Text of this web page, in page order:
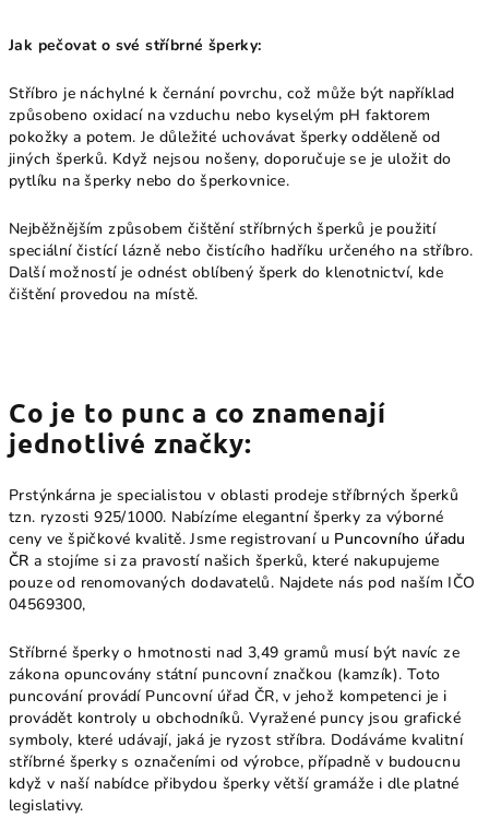
Jak pečovat o své stříbrné šperky:
Stříbro je náchylné k černání povrchu, což může být například
způsobeno oxidací na vzduchu nebo kyselým pH faktorem
pokožky a potem. Je důležité uchovávat šperky odděleně od
jiných šperků. Když nejsou nošeny, doporučuje se je uložit do
pytlíku na šperky nebo do šperkovnice.
Nejběžnějším způsobem čištění stříbrných šperků je použití
speciální čistící lázně nebo čistícího hadříku určeného na stříbro.
Další možností je odnést oblíbený šperk do klenotnictví, kde
čištění provedou na místě.
Co je to punc a co znamenají
jednotlivé značky:
Prstýnkárna je specialistou v oblasti prodeje stříbrných šperků
tzn. ryzosti 925/1000. Nabízíme elegantní šperky za výborné
ceny ve špičkové kvalitě. Jsme registrovaní u Puncovního úřadu
ČR a stojíme si za pravostí našich šperků, které nakupujeme
pouze od renomovaných dodavatelů. Najdete nás pod naším IČO
04569300,
Stříbrné šperky o hmotnosti nad 3,49 gramů musí být navíc ze
zákona opuncovány státní puncovní značkou (kamzík). Toto
puncování provádí Puncovní úřad ČR, v jehož kompetenci je i
provádět kontroly u obchodníků. Vyražené puncy jsou grafické
symboly, které udávají, jaká je ryzost stříbra. Dodáváme kvalitní
stříbrné šperky s označeními od výrobce, případně v budoucnu
když v naší nabídce přibydou šperky větší gramáže i dle platné
legislativy.